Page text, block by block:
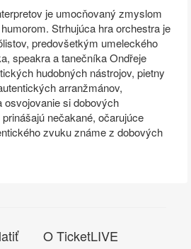
je umocňovaný zmyslom
Strhujúca hra orchestra je
predovšetkým umeleckého
speakra a tanečníka Ondřeje
hudobných nástrojov, pietny
arranžmánov,
si dobových
nečakané, očarujúce
zvuku známe z dobových
O TicketLIVE